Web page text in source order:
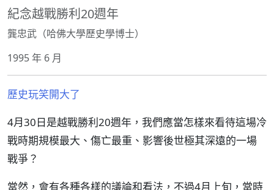
紀念越戰勝利20週年
龔忠武（哈佛大學歷史學博士）
1995 年 6 月
歷史玩笑開大了
4月30日是越戰勝利20週年，我們應當怎樣來看待這場冷
戰時期規模最大、傷亡最重、影響後世極其深遠的一場
戰爭？
當然，會有各種各樣的議論和看法，不過4月上旬，當時